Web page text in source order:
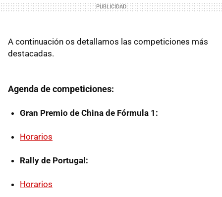
A continuación os detallamos las competiciones más
destacadas.
Agenda de competiciones:
Gran Premio de China de Fórmula 1:
Horarios
Rally de Portugal:
Horarios